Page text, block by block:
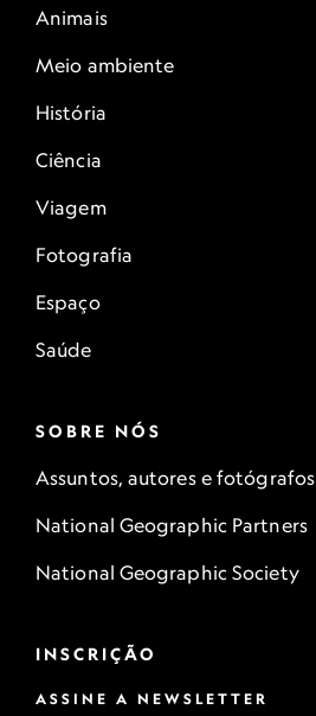
Animais
Meio ambiente
História
Ciência
Viagem
Fotografia
Espaço
Saúde
SOBRE NÓS
Assuntos, autores e fotógrafos
National Geographic Partners
National Geographic Society
INSCRIÇÃO
ASSINE A NEWSLETTER